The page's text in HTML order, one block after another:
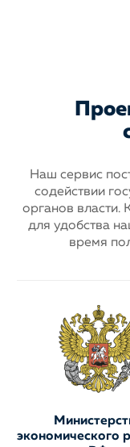
Наш сервис
содействии
органов
для удобства
время
экономического